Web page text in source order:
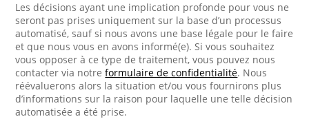
Les décisions ayant une implication profonde pour vous ne
seront pas prises uniquement sur la base d’un processus
automatisé, sauf si nous avons une base légale pour le faire
et que nous vous en avons informé(e). Si vous souhaitez
vous opposer à ce type de traitement, vous pouvez nous
contacter via notreformulaire de confidentialité. Nous
réévaluerons alors la situation et/ou vous fournirons plus
d’informations sur la raison pour laquelle une telle décision
automatisée a été prise.